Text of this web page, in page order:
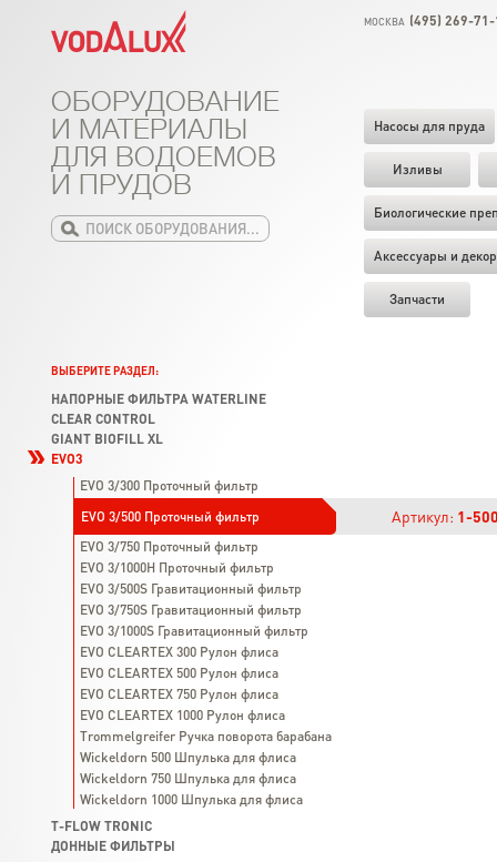
МОСКВА (495) 269-
Насосы для пруда
Изливы
Биологические
Аксессуары и декор
Запчасти
ОБОРУДОВАНИЕ
И МАТЕРИАЛЫ
ДЛЯ ВОДОЕМОВ
И ПРУДОВ
ВЫБЕРИТЕ РАЗДЕЛ:
НАПОРНЫЕ ФИЛЬТРА WATERLINE
CLEAR CONTROL
GIANT BIOFILL XL
EVO3
EVO 3/300 Проточный фильтр
EVO 3/500 Проточный фильтр
Артикул: 1-
EVO 3/750 Проточный фильтр
EVO 3/1000H Проточный фильтр
EVO 3/500S Гравитационный фильтр
EVO 3/750S Гравитационный фильтр
EVO 3/1000S Гравитационный фильтр
EVO CLEARTEX 300 Рулон флиса
EVO CLEARTEX 500 Рулон флиса
EVO CLEARTEX 750 Рулон флиса
EVO CLEARTEX 1000 Рулон флиса
Trommelgreifer Ручка поворота барабана
Wickeldorn 500 Шпулька для флиса
Wickeldorn 750 Шпулька для флиса
Wickeldorn 1000 Шпулька для флиса
T-FLOW TRONIC
ДОННЫЕ ФИЛЬТРЫ